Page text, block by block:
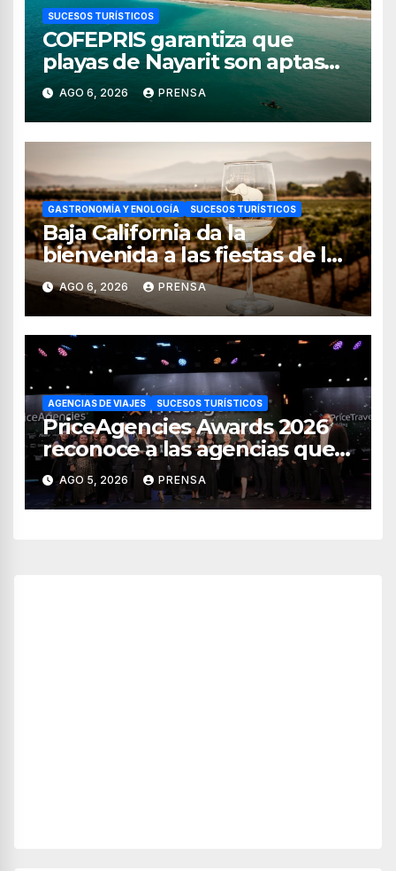
SUCESOS TURÍSTICOS
COFEPRIS garantiza que
playas de Nayarit son aptas
para uso recreativo
AGO 6, 2026 PRENSA
GASTRONOMÍA Y ENOLOGÍA SUCESOS TURÍSTICOS
Baja California da la
bienvenida a las fiestas de la
vendimia 2026
AGO 6, 2026 PRENSA
AGENCIAS DE VIAJES SUCESOS TURÍSTICOS
PriceAgencies Awards 2026
reconoce a las agencias que
impulsan el crecimiento del
turismo en México
AGO 5, 2026 PRENSA